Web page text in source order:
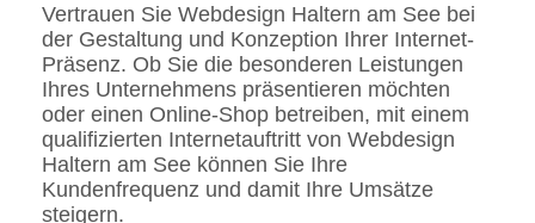
Vertrauen Sie Webdesign Haltern am See bei
der Gestaltung und Konzeption Ihrer Internet-
Präsenz. Ob Sie die besonderen Leistungen
Ihres Unternehmens präsentieren möchten
oder einen Online-Shop betreiben, mit einem
qualifizierten Internetauftritt von Webdesign
Haltern am See können Sie Ihre
Kundenfrequenz und damit Ihre Umsätze
steigern.